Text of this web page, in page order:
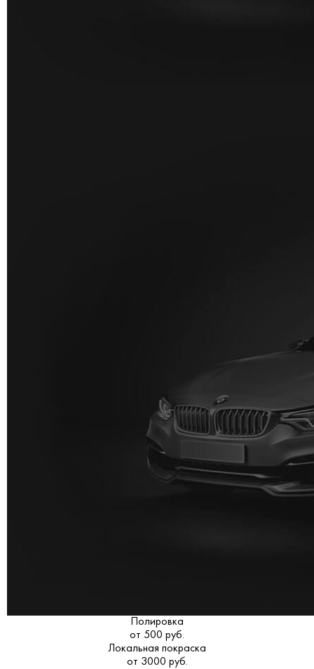
Полировка
от 500 руб.
Локальная покраска
от 3000 руб.